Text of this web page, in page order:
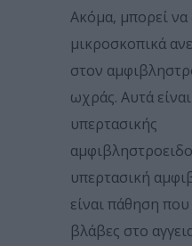
Ακόμα, μπορεί
μικροσκοπικά
στον
ωχράς. Αυτά
υπερτασικής
υπερτασική
είναι πάθηση
βλάβες στο